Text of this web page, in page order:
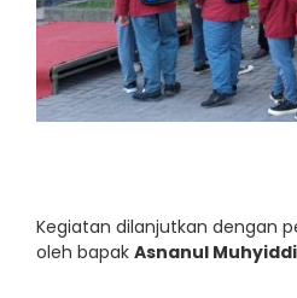
Kegiatan dilanjutkan dengan
oleh bapak Asnanul